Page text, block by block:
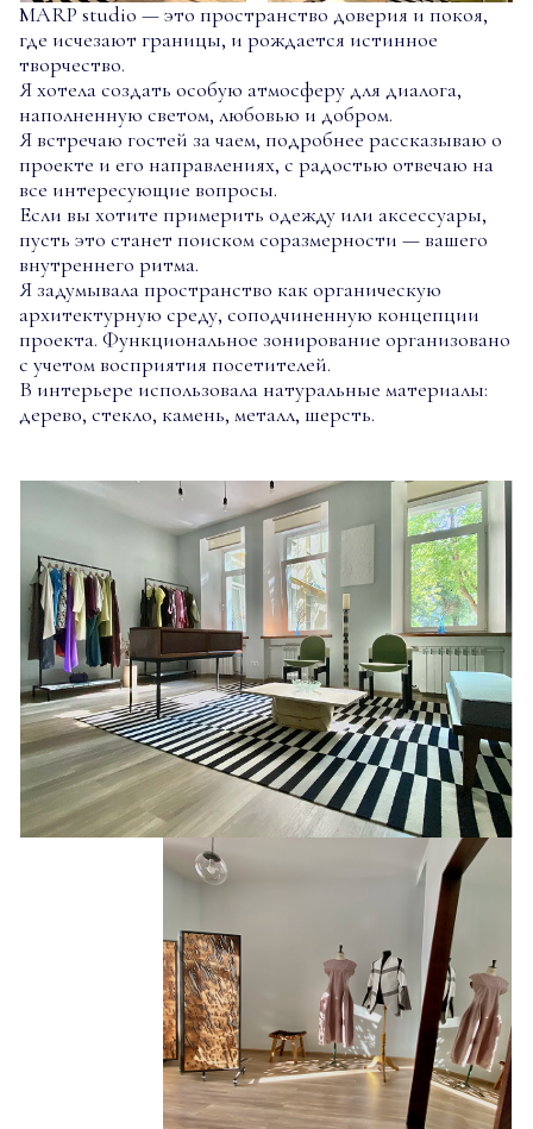
MARP studio — это пространство доверия и покоя,
где исчезают границы, и рождается истинное
творчество.
Я хотела создать особую атмосферу для диалога,
наполненную светом, любовью и добром.
Я встречаю гостей за чаем, подробнее рассказываю о
проекте и его направлениях, с радостью отвечаю на
все интересующие вопросы.
Если вы хотите примерить одежду или аксессуары,
пусть это станет поиском соразмерности — вашего
внутреннего ритма.
Я задумывала пространство как органическую
архитектурную среду, соподчиненную концепции
проекта. Функциональное зонирование организовано
с учетом восприятия посетителей.
В интерьере использовала натуральные материалы:
дерево, стекло, камень, металл, шерсть.